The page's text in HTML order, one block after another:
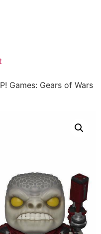
Games: Gears of Wars